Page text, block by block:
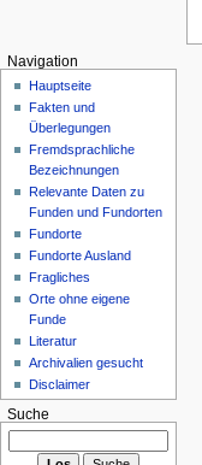
Navigation
Hauptseite
Fakten und
Überlegungen
Fremdsprachliche
Bezeichnungen
Relevante Daten zu
Funden und Fundorten
Fundorte
Fundorte Ausland
Fragliches
Orte ohne eigene
Funde
Literatur
Archivalien gesucht
Disclaimer
Suche